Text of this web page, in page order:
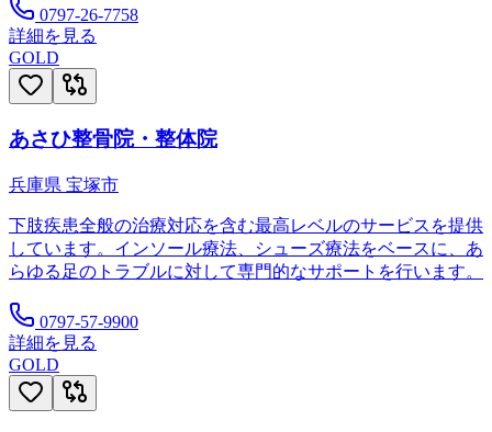
0797-26-7758
詳細を見る
GOLD
あさひ整骨院・整体院
兵庫県 宝塚市
下肢疾患全般の治療対応を含む最高レベルのサービスを提供
しています。インソール療法、シューズ療法をベースに、あ
らゆる足のトラブルに対して専門的なサポートを行います。
0797-57-9900
詳細を見る
GOLD